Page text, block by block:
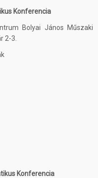
Konferencia
Bolyai János Műszaki
2-3.
Konferencia